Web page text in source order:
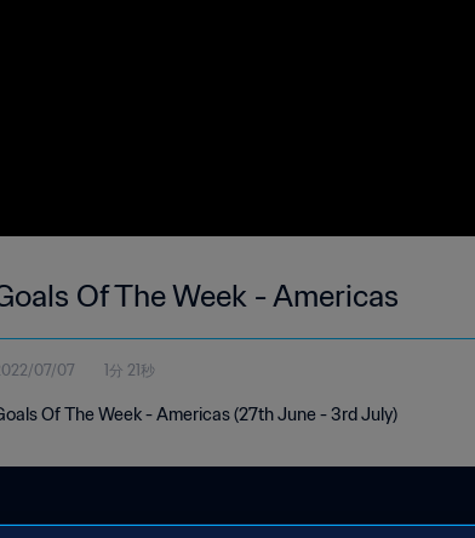
Of The Week - Americas
07/07 1分 21秒
Of The Week - Americas (27th June - 3rd July)